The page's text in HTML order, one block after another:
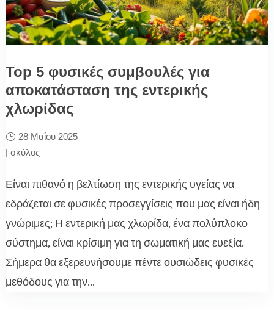
Top 5 φυσικές συμβουλές για
αποκατάσταση της εντερικής
χλωρίδας
28 Μαΐου 2025
| σκύλος
Είναι πιθανό η βελτίωση της εντερικής υγείας να
εδράζεται σε φυσικές προσεγγίσεις που μας είναι ήδη
γνώριμες; Η εντερική μας χλωρίδα, ένα πολύπλοκο
σύστημα, είναι κρίσιμη για τη σωματική μας ευεξία.
Σήμερα θα εξερευνήσουμε πέντε ουσιώδεις φυσικές
μεθόδους για την...